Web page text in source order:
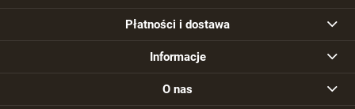
Płatności i dostawa
Informacje
O nas